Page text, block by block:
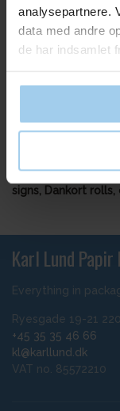
analysepartnere.
data med andre
de har indsamlet
In stock
Here you will find
signs, Dankort
Karl Lund
Everything in
Ryesgade 19-21
+45 35 35 46 66
kl@karllund.dk
VAT no. 85572210